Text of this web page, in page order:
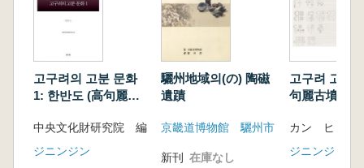
고구려의 고분 문화
1: 한반도 (高句麗の
中央文化財研究院 編
ジニンジン
驪州地域의(の) 陶磁
遺蹟
京畿道博物館 驪州市
新刊 在庫なし
고구려 고분
句麗古墳研
カン ヒョン
ジニンジン